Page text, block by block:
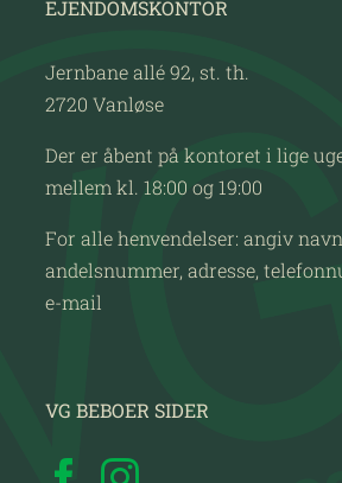
EJENDOMSKONTOR
Jernbane allé 92, st. th.
2720 Vanløse
Der er åbent på kontoret i lige
mellem kl. 18:00 og 19:00
For alle henvendelser: angiv
andelsnummer, adresse,
e-mail
VG BEBOER SIDER